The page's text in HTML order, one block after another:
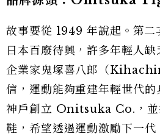
故事要從 1949 年說起。第二
日本百廢待興，許多年輕人
企業家鬼塚喜八郎（
信，運動能夠重建年輕世代
神戶創立 Onitsuka Co.，並
鞋，希望透過運動激勵下一代